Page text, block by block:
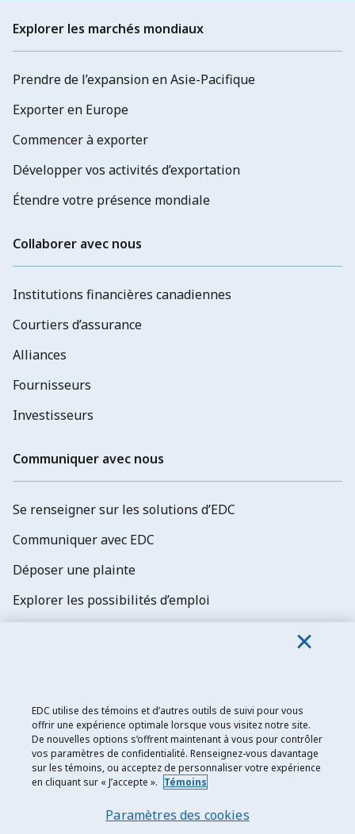
Explorer les marchés mondiaux
Prendre de l’expansion en Asie-Pacifique
Exporter en Europe
Commencer à exporter
Développer vos activités d’exportation
Étendre votre présence mondiale
Collaborer avec nous
Institutions financières canadiennes
Courtiers d’assurance
Alliances
Fournisseurs
Investisseurs
Communiquer avec nous
Se renseigner sur les solutions d’EDC
Communiquer avec EDC
Déposer une plainte
Explorer les possibilités d’emploi
Exportation et développement Canada
Énoncé de confidentialité
EDC utilise des témoins et d’autres outils de suivi pour vous
offrir une expérience optimale lorsque vous visitez notre site.
De nouvelles options s’offrent maintenant à vous pour contrôler
vos paramètres de confidentialité. Renseignez-vous davantage
sur les témoins, ou acceptez de personnaliser votre expérience
en cliquant sur « J’accepte ». Témoins
Paramètres des cookies